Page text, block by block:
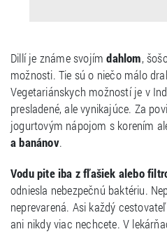
Dillí je známe svojímdahlom,
možnosti. Tie sú o niečo málo
Vegetariánskych možností je v
presladené, ale vynikajúce. Za
jogurtovým nápojom s korením
a banánov.
Vodu pite iba z fľašiek alebo
odniesla nebezpečnú baktériu.
neprevarená. Asi každý
ani nikdy viac nechcete. V